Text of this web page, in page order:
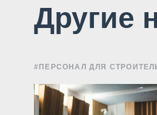
Другие
#ПЕРСОНАЛ ДЛЯ